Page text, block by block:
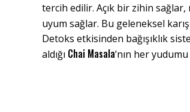
tercih edilir. Açık bir zihin sağlar,
uyum sağlar. Bu geleneksel
Detoks etkisinden bağışıklık
aldığı Chai Masala’nın her yudumu